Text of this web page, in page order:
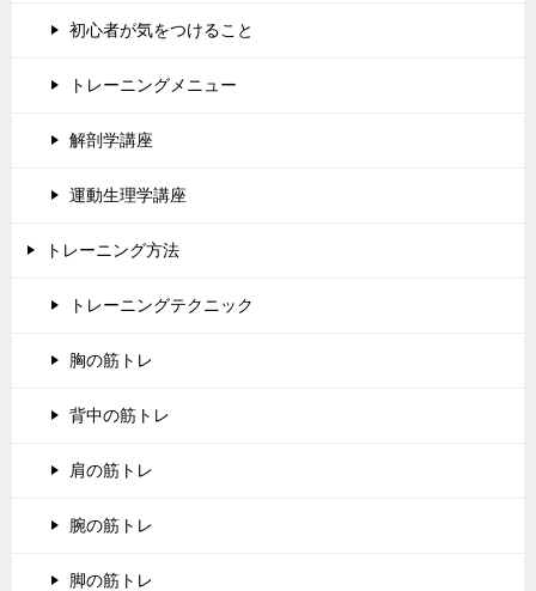
初心者が気をつけること
トレーニングメニュー
解剖学講座
運動生理学講座
トレーニング方法
トレーニングテクニック
胸の筋トレ
背中の筋トレ
肩の筋トレ
腕の筋トレ
脚の筋トレ